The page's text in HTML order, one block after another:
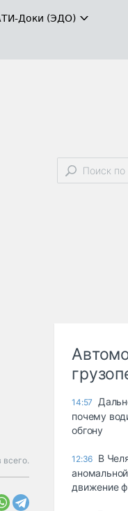
Доки (ЭДО)
всего.
14:57
почему
обгону
12:36 В
движение